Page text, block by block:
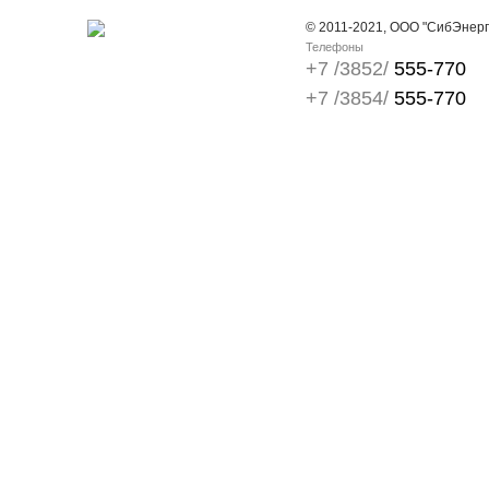
© 2011-2021, ООО
Телефоны
+7 /3852/ 555-770
+7 /3854/ 555-770